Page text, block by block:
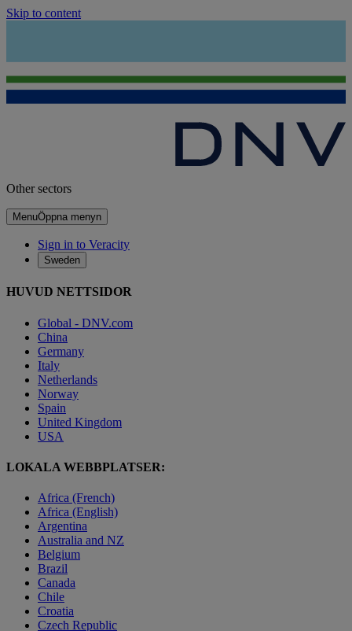
Skip to content
Other sectors
MenuÖppna menyn
Sign in to Veracity
Sweden
HUVUD NETTSIDOR
Global - DNV.com
China
Germany
Italy
Netherlands
Norway
Spain
United Kingdom
USA
LOKALA WEBBPLATSER:
Africa (French)
Africa (English)
Argentina
Australia and NZ
Belgium
Brazil
Canada
Chile
Croatia
Czech Republic